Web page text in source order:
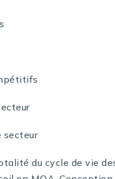
secteur
du cycle de vie